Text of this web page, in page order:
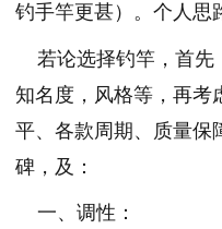
钓手竿更甚）。个人思
若论选择钓竿，首先
知名度，风格等，再考
平、各款周期、质量保
碑，及：
一、调性：